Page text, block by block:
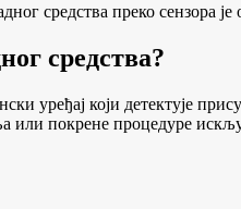
средства преко сензора
средства?
уређај који детектује
или покрене процедуре